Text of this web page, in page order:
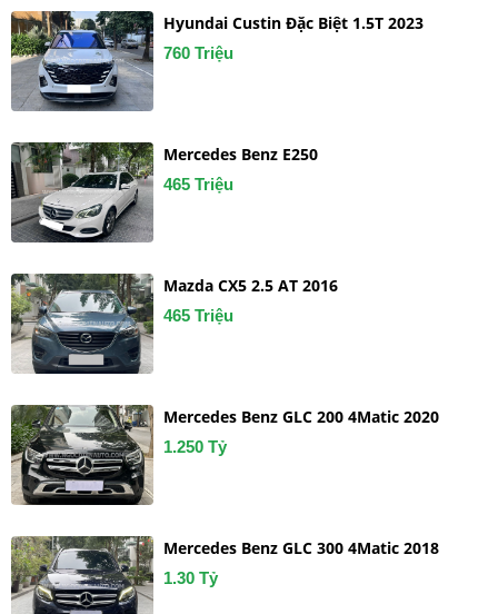
Hyundai Custin Đặc Biệt 1.5T 2023
760 Triệu
Mercedes Benz E250
465 Triệu
Mazda CX5 2.5 AT 2016
465 Triệu
Mercedes Benz GLC 200 4Matic 2020
1.250 Tỷ
Mercedes Benz GLC 300 4Matic 2018
1.30 Tỷ